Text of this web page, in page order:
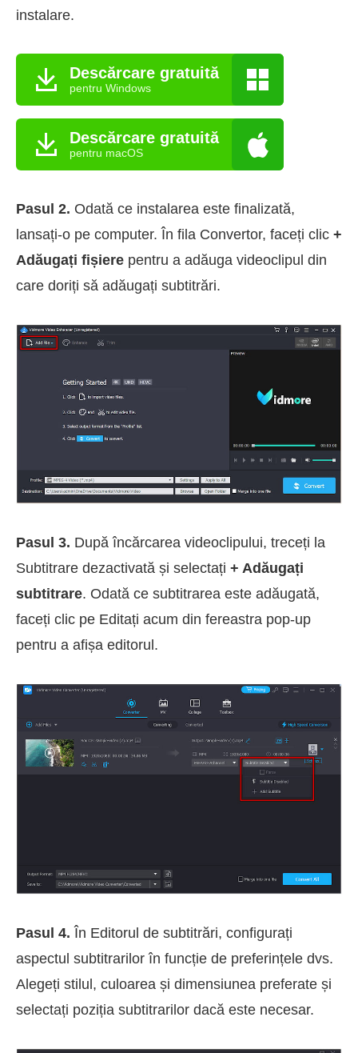
instalare.
Descărcare gratuită
pentru Windows
Descărcare gratuită
pentru macOS
Pasul 2. Odată ce instalarea este finalizată,
lansați-o pe computer. În fila Convertor, faceți clic +
Adăugați fișiere pentru a adăuga videoclipul din
care doriți să adăugați subtitrări.
Pasul 3. După încărcarea videoclipului, treceți la
Subtitrare dezactivată și selectați + Adăugați
subtitrare. Odată ce subtitrarea este adăugată,
faceți clic pe Editați acum din fereastra pop-up
pentru a afișa editorul.
Pasul 4. În Editorul de subtitrări, configurați
aspectul subtitrarilor în funcție de preferințele dvs.
Alegeți stilul, culoarea și dimensiunea preferate și
selectați poziția subtitrarilor dacă este necesar.